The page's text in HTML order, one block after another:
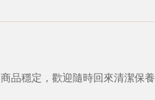
商品穩定，歡迎隨時回來清潔保養